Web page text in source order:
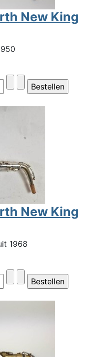
New King
New King
1968